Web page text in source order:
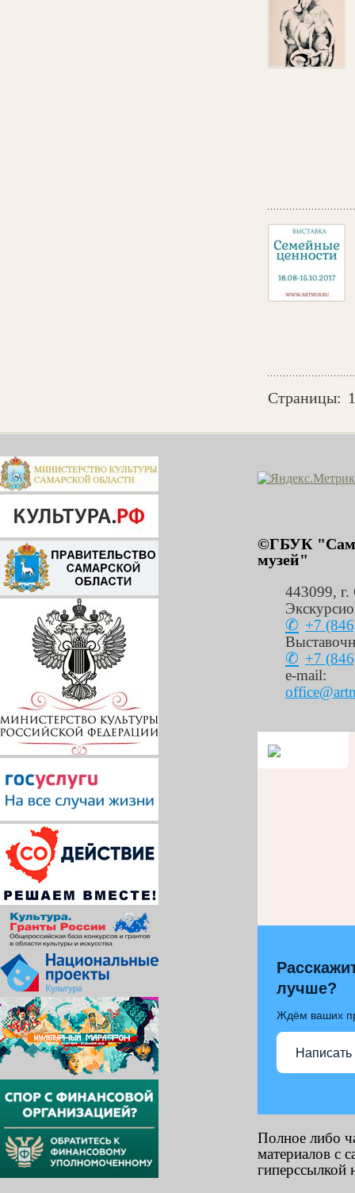
Страницы: 1
©ГБУК
музей"
443099, г.
+7
+7
e-mail:
лучше?
Ждём ваших
Написать
Полное либо
материалов с
гиперссылкой